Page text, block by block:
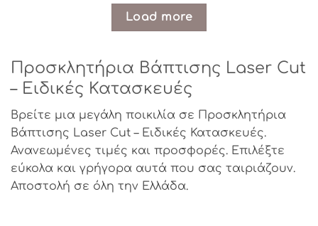
Load more
Προσκλητήρια Βάπτισης Laser Cut
– Ειδικές Κατασκευές
Βρείτε μια μεγάλη ποικιλία σε Προσκλητήρια
Βάπτισης Laser Cut – Ειδικές Κατασκευές.
Ανανεωμένες τιμές και προσφορές. Επιλέξτε
εύκολα και γρήγορα αυτά που σας ταιριάζουν.
Αποστολή σε όλη την Ελλάδα.